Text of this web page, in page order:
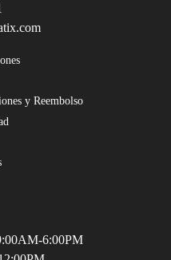
y Reembolso
6:00PM